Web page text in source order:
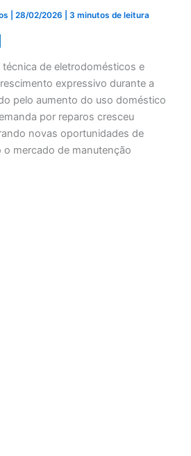
|28/02/2026 |3 minutos de leitura
de eletrodomésticos e
expressivo durante a
pelo aumento do uso doméstico
por reparos cresceu
novas oportunidades de
mercado de manutenção